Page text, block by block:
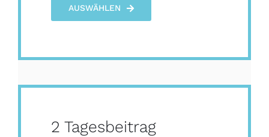
AUSWÄHLEN
2 Tagesbeitrag